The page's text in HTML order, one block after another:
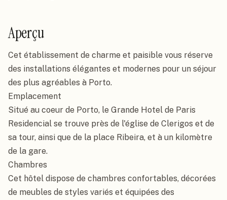
Aperçu
Cet établissement de charme et paisible vous réserve
des installations élégantes et modernes pour un séjour
des plus agréables à Porto.
Emplacement
Situé au coeur de Porto, le Grande Hotel de Paris
Residencial se trouve près de l'église de Clerigos et de
sa tour, ainsi que de la place Ribeira, et à un kilomètre
de la gare.
Chambres
Cet hôtel dispose de chambres confortables, décorées
de meubles de styles variés et équipées des